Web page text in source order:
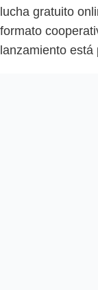
lucha gratuito
formato
lanzamiento está